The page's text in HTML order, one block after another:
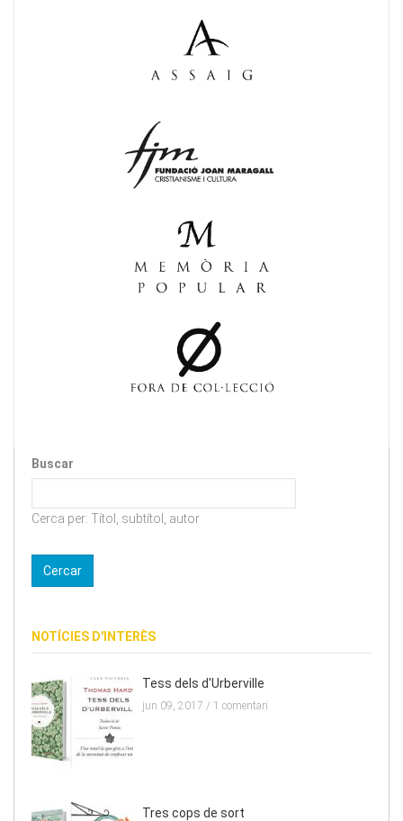
Buscar
Cerca per: Títol, subtítol, autor
NOTÍCIES D'INTERÈS
Tess dels d'Urberville
jun 09, 2017 / 1 comentari
Tres cops de sort